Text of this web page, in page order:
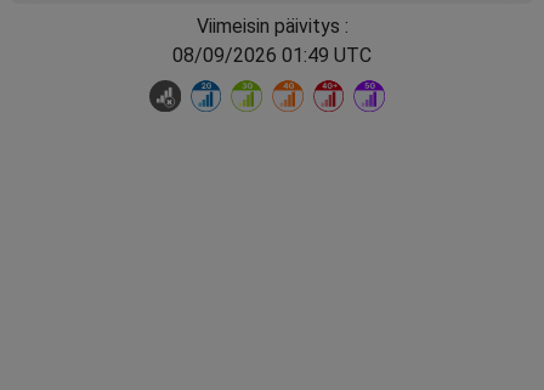
Viimeisin päivitys :
08/09/2026 01:49 UTC